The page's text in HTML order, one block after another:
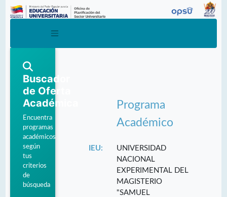
Buscador
de Oferta
Académica
Encuentra
programas
académicos
según
tus
criterios
de
búsqueda
Programa
Académico
IEU:
UNIVERSIDAD
NACIONAL
EXPERIMENTAL DEL
MAGISTERIO
"SAMUEL